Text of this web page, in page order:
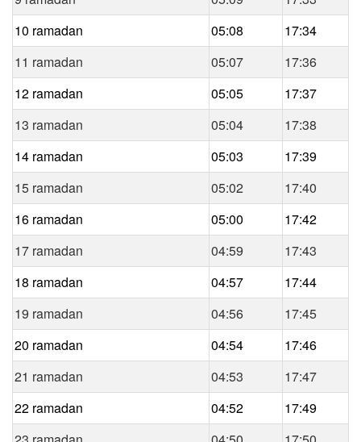
10 ramadan
05:08
17:34
11 ramadan
05:07
17:36
12 ramadan
05:05
17:37
13 ramadan
05:04
17:38
14 ramadan
05:03
17:39
15 ramadan
05:02
17:40
16 ramadan
05:00
17:42
17 ramadan
04:59
17:43
18 ramadan
04:57
17:44
19 ramadan
04:56
17:45
20 ramadan
04:54
17:46
21 ramadan
04:53
17:47
22 ramadan
04:52
17:49